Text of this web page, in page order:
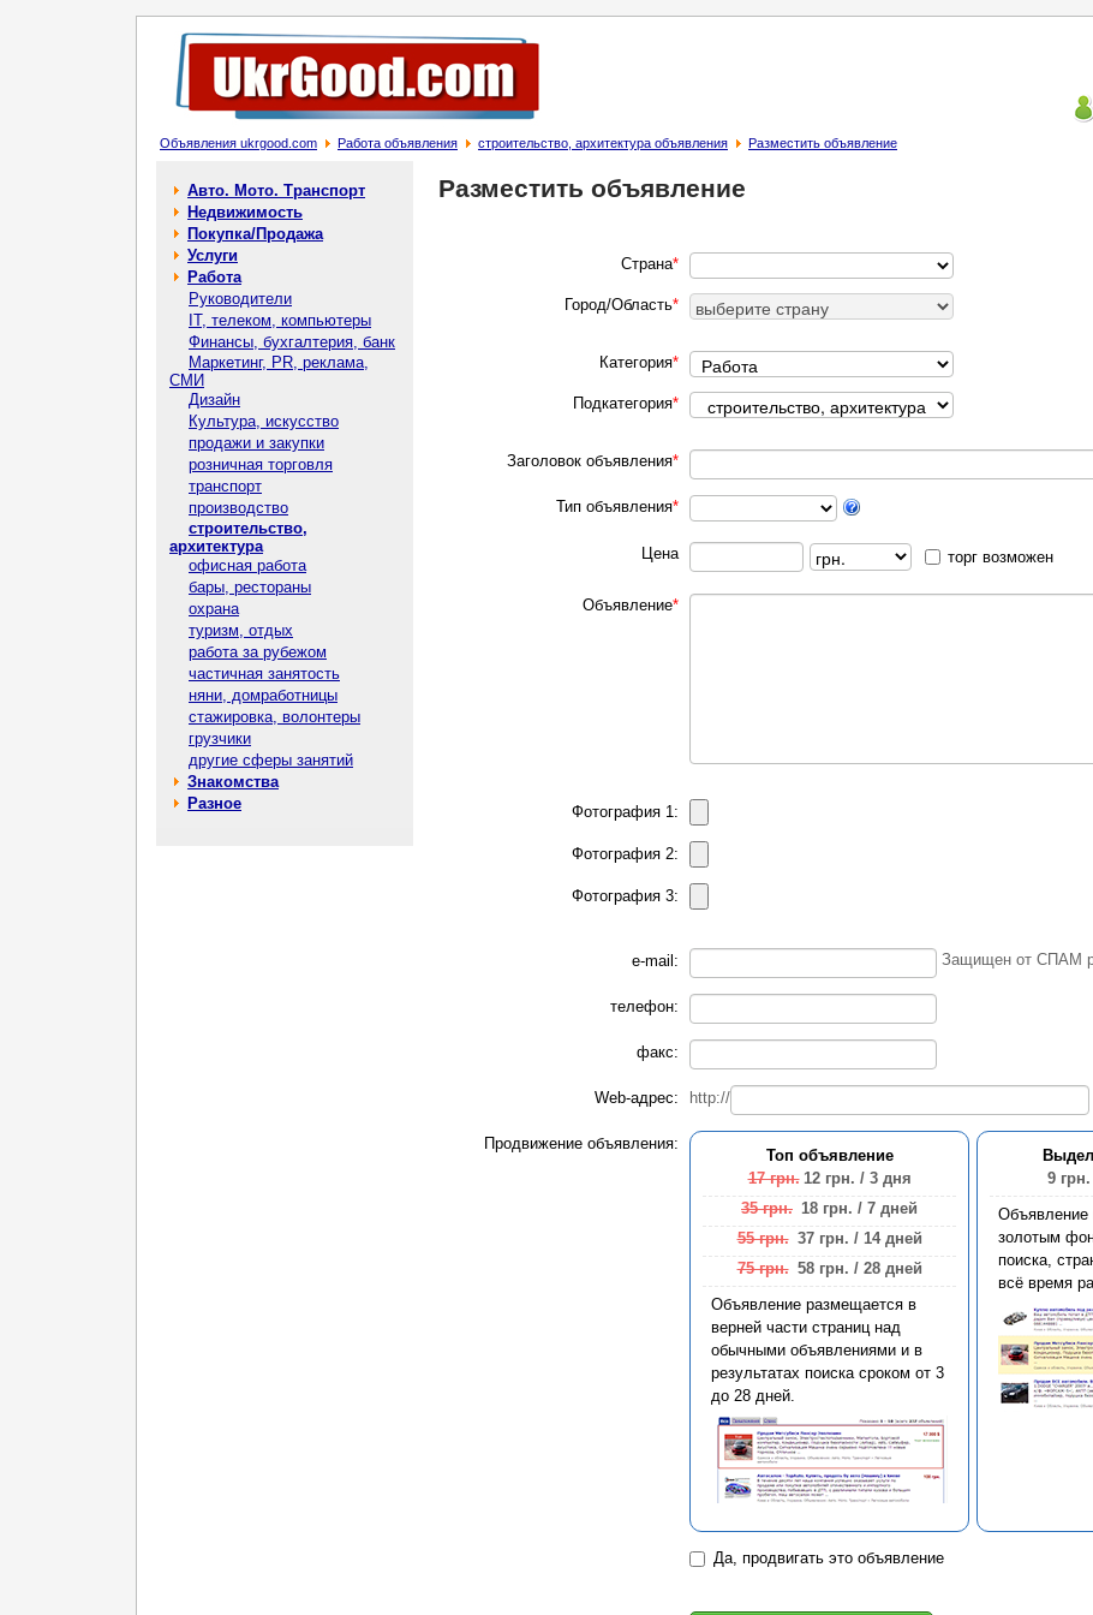
Объявления ukrgood.com Работа объявления строительство, архитектура объявления Разместить объявление
Авто. Мото. Транспорт
Недвижимость
Покупка/Продажа
Услуги
Работа
Руководители
IT, телеком, компьютеры
Финансы, бухгалтерия, банк
Маркетинг, PR, реклама,
СМИ
Дизайн
Культура, искусство
продажи и закупки
розничная торговля
транспорт
производство
строительство,
архитектура
офисная работа
бары, рестораны
охрана
туризм, отдых
работа за рубежом
частичная занятость
няни, домработницы
стажировка, волонтеры
грузчики
другие сферы занятий
Знакомства
Разное
Разместить объявление
Страна*
Город/Область*
Категория*
Подкатегория*
Заголовок объявления*
Тип объявления*
Цена торг возможен
Объявление*
Фотография 1:
Фотография 2:
Фотография 3:
e-mail: Защищен от СПАМ
телефон:
факс:
Web-адрес: http://
Продвижение объявления:
Топ объявление
17 грн. 12 грн. / 3 дня
35 грн. 18 грн. / 7 дней
55 грн. 37 грн. / 14 дней
75 грн. 58 грн. / 28 дней
Объявление размещается в
верней части страниц над
обычными объявлениями и в
результатах поиска сроком от 3
до 28 дней.
9 грн.
Объявление
золотым
поиска,
всё время
Да, продвигать это объявление